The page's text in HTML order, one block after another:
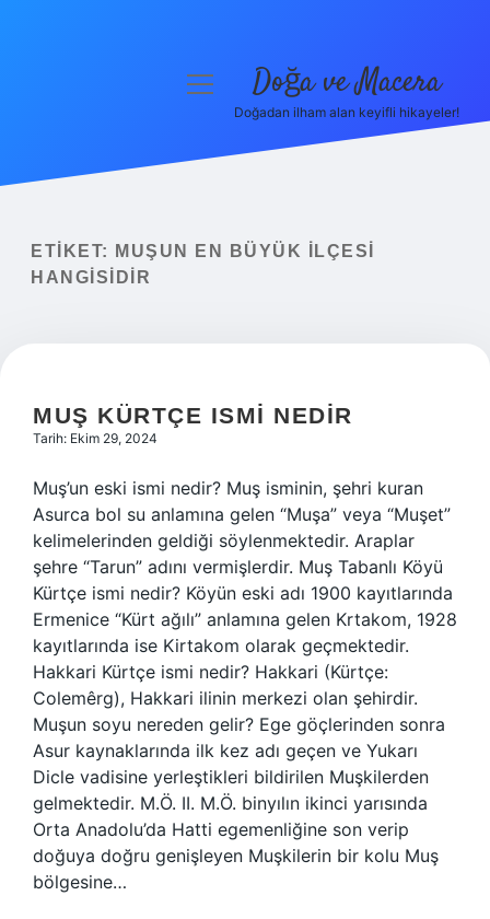
Yasal Uyarı
menüyü Doğa ve Macera
Doğadan ilham alan keyifli hikayeler!
ETIKET:
MUŞUN EN BÜYÜK ILÇESI
HANGISIDIR
MUŞ KÜRTÇE ISMI NEDIR
Tarih: Ekim 29, 2024
Muş’un eski ismi nedir? Muş isminin, şehri kuran
Asurca bol su anlamına gelen “Muşa” veya “Muşet”
kelimelerinden geldiği söylenmektedir. Araplar
şehre “Tarun” adını vermişlerdir. Muş Tabanlı Köyü
Kürtçe ismi nedir? Köyün eski adı 1900 kayıtlarında
Ermenice “Kürt ağılı” anlamına gelen Krtakom, 1928
kayıtlarında ise Kirtakom olarak geçmektedir.
Hakkari Kürtçe ismi nedir? Hakkari (Kürtçe:
Colemêrg), Hakkari ilinin merkezi olan şehirdir.
Muşun soyu nereden gelir? Ege göçlerinden sonra
Asur kaynaklarında ilk kez adı geçen ve Yukarı
Dicle vadisine yerleştikleri bildirilen Muşkilerden
gelmektedir. M.Ö. II. M.Ö. binyılın ikinci yarısında
Orta Anadolu’da Hatti egemenliğine son verip
doğuya doğru genişleyen Muşkilerin bir kolu Muş
bölgesine…